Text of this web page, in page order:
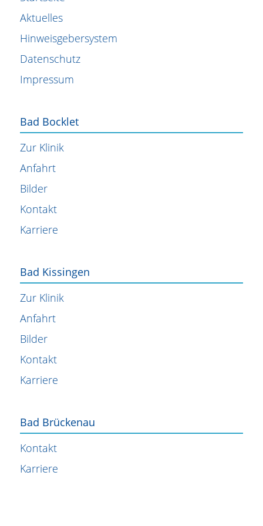
Aktuelles
Hinweisgebersystem
Datenschutz
Impressum
Bad Bocklet
Zur Klinik
Anfahrt
Bilder
Kontakt
Karriere
Bad Kissingen
Zur Klinik
Anfahrt
Bilder
Kontakt
Karriere
Bad Brückenau
Kontakt
Karriere